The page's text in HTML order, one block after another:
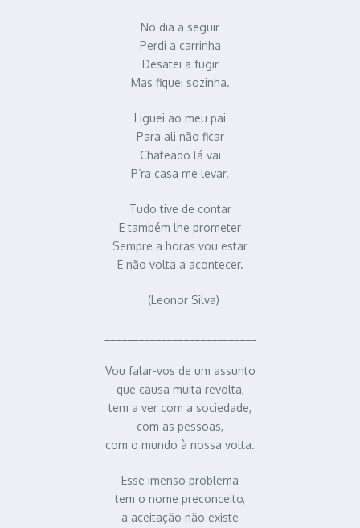
No dia a seguir
Perdi a carrinha
Desatei a fugir
Mas fiquei sozinha.
Liguei ao meu pai
Para ali não ficar
Chateado lá vai
P’ra casa me levar.
Tudo tive de contar
E também lhe prometer
Sempre a horas vou estar
E não volta a acontecer.
(Leonor Silva)
Vou falar-vos de um assunto
que causa muita revolta,
tem a ver com a sociedade,
com as pessoas,
com o mundo à nossa volta.
Esse imenso problema
tem o nome preconceito,
a aceitação não existe